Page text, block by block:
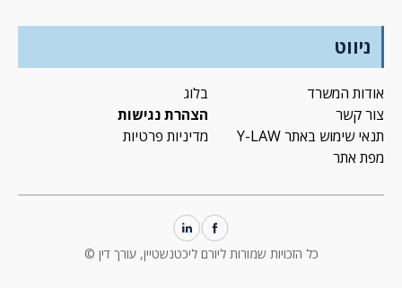
ניווט
אודות המשרד
בלוג
צור קשר
הצהרת נגישות
תנאי שימוש באתר Y-LAW
מדיניות פרטיות
מפת אתר
כל הזכויות שמורות ליורם ליכטנשטיין, עורך דין ©